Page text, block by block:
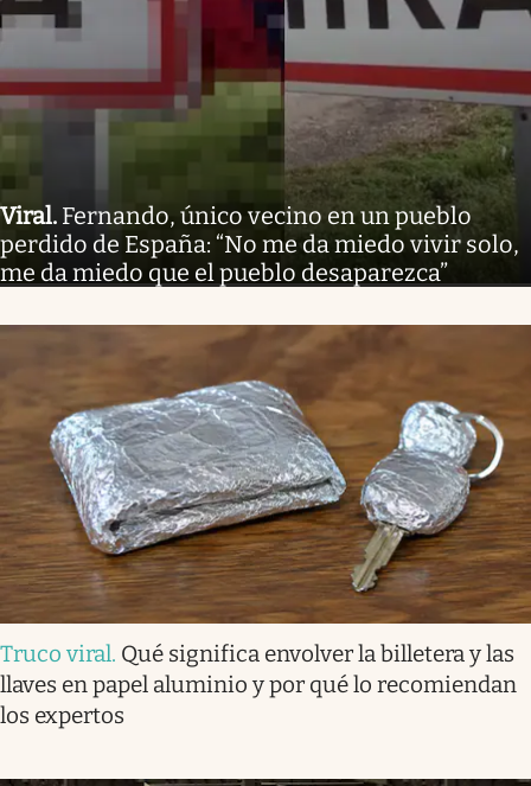
Viral. Fernando, único vecino en un pueblo
perdido de España: “No me da miedo vivir solo,
me da miedo que el pueblo desaparezca”
Truco viral. Qué significa envolver la billetera y las
llaves en papel aluminio y por qué lo recomiendan
los expertos